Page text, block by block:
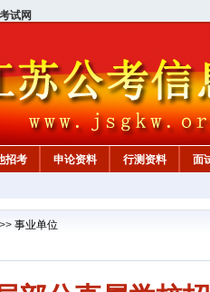
试网
招考 申论资料 行测资料 面
>> 事业单位